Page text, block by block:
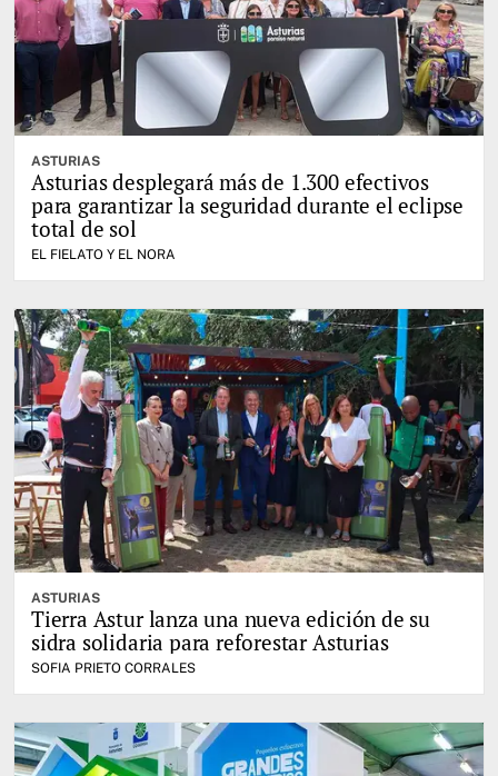
ASTURIAS
Asturias desplegará más de 1.300 efectivos
para garantizar la seguridad durante el eclipse
total de sol
EL FIELATO Y EL NORA
ASTURIAS
Tierra Astur lanza una nueva edición de su
sidra solidaria para reforestar Asturias
SOFIA PRIETO CORRALES